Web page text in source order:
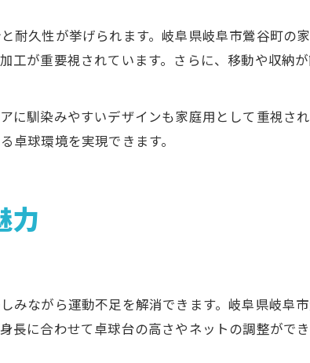
耐久性が挙げられます。岐阜県岐阜市鶯谷町の
が重要視されています。さらに、移動や収納
馴染みやすいデザインも家庭用として重視さ
球環境を実現できます。
力
ながら運動不足を解消できます。岐阜県岐阜
長に合わせて卓球台の高さやネットの調整がで